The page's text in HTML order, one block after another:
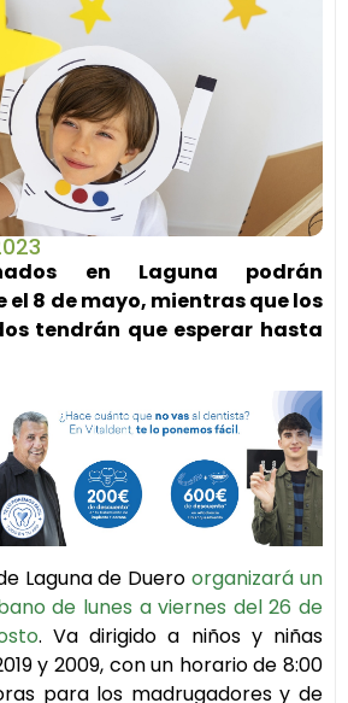
en Laguna podrán
el 8 de mayo, mientras que los
tendrán que esperar hasta
Laguna de Dueroorganizará un
de lunes a viernes del 26 de
. Va dirigido a niños y niñas
y 2009, con un horario de 8:00
para los madrugadores y de